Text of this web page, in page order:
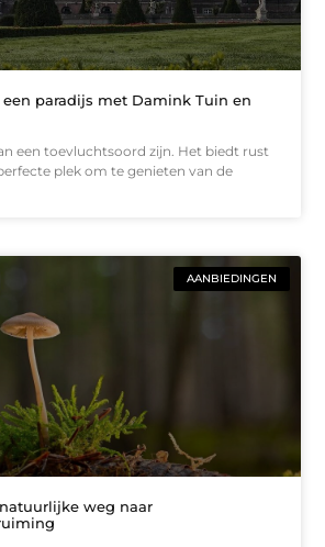
paradijs met Damink Tuin en
een toevluchtsoord zijn. Het biedt rust
plek om te genieten van de
AANBIEDINGEN
weg naar